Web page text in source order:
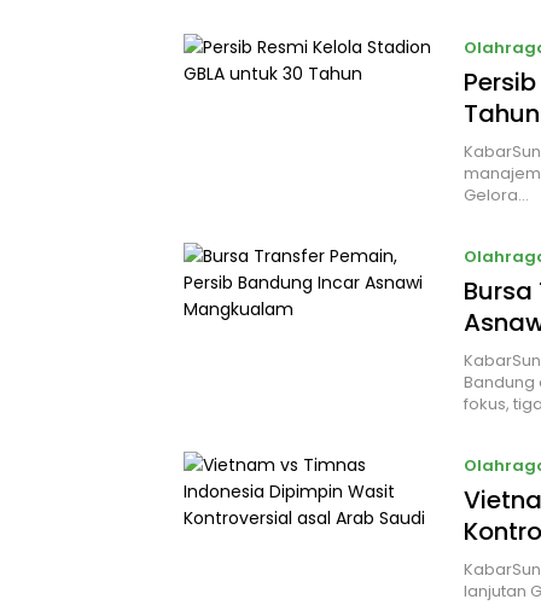
Tahun
Gelora…
Bursa
Bandung
fokus,
lanjutan